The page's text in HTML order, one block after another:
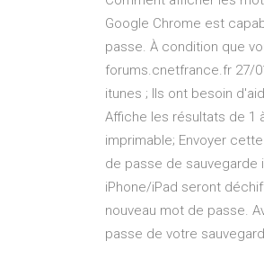
Google Chrome est
passe. À condition que
forums.cnetfrance.fr 27/
itunes ; Ils ont besoin
Affiche les résultats de 1
imprimable; Envoyer
de passe de sauvegarde
iPhone/iPad seront
nouveau mot de passe.
passe de votre